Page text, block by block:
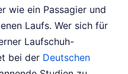
wie ein Passagier und
Laufs. Wer sich für
Laufschuh-
bei der Deutschen